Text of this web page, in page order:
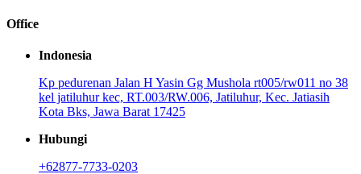
Office
Indonesia
Kp pedurenan Jalan H Yasin Gg Mushola rt005/rw011 no 38
kel jatiluhur kec, RT.003/RW.006, Jatiluhur, Kec. Jatiasih
Kota Bks, Jawa Barat 17425
Hubungi
+62877-7733-0203